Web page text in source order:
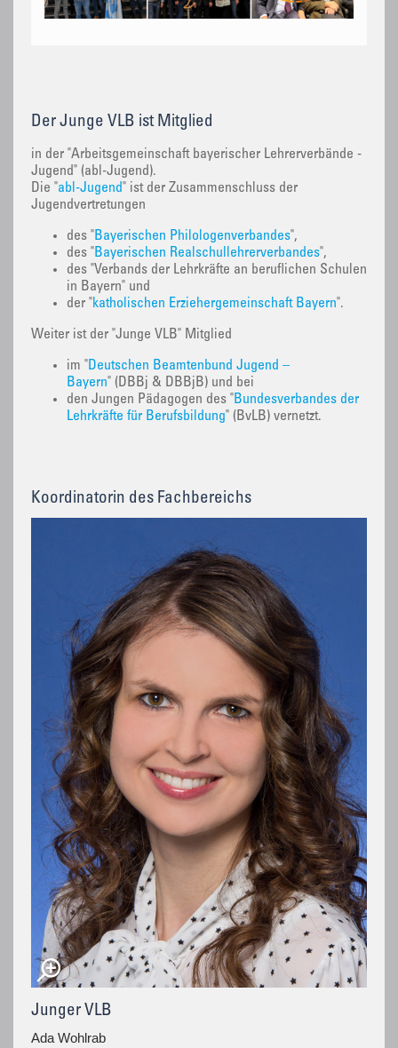
Der Junge VLB ist Mitglied
in der "Arbeitsgemeinschaft bayerischer Lehrerverbände -
Jugend" (abl-Jugend).
Die "abl-Jugend" ist der Zusammenschluss der
Jugendvertretungen
des "Bayerischen Philologenverbandes",
des "Bayerischen Realschullehrerverbandes",
des "Verbands der Lehrkräfte an beruflichen Schulen
in Bayern" und
der "katholischen Erziehergemeinschaft Bayern".
Weiter ist der "Junge VLB" Mitglied
im "Deutschen Beamtenbund Jugend –
Bayern" (DBBj & DBBjB) und bei
den Jungen Pädagogen des "Bundesverbandes der
Lehrkräfte für Berufsbildung" (BvLB) vernetzt.
Koordinatorin des Fachbereichs
Junger VLB
Ada Wohlrab